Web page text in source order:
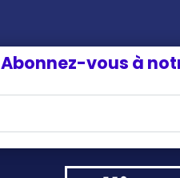
Abonnez-vous à